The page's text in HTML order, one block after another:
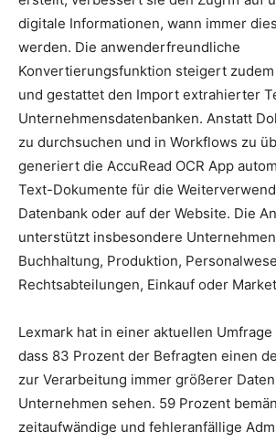
digitale Informationen, wann immer
werden. Die anwenderfreundliche
Konvertierungsfunktion steigert
und gestattet den Import extrahierter
Unternehmensdatenbanken. Anstatt
zu durchsuchen und in Workflows zu
generiert die AccuRead OCR App
Text-Dokumente für die
Datenbank oder auf der Website. Die
unterstützt insbesondere
Buchhaltung, Produktion,
Rechtsabteilungen, Einkauf oder
Lexmark hat in einer aktuellen
dass 83 Prozent der Befragten einen
zur Verarbeitung immer größerer
Unternehmen sehen. 59 Prozent
zeitaufwändige und fehleranfällige